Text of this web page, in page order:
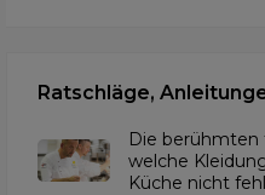
Ratschläge,
Die berühmten
welche
Küche nicht